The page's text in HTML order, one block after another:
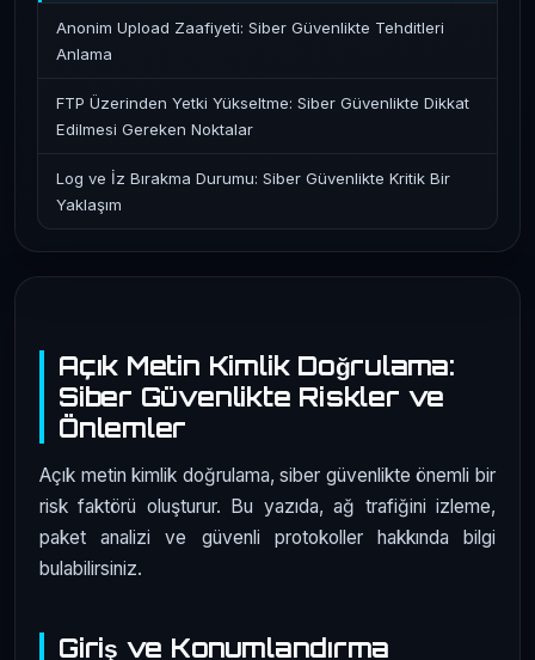
Açık Metin Kimlik Doğrulama:
Siber Güvenlikte Riskler ve
Önlemler
Açık metin kimlik doğrulama, siber güvenlikte önemli bir
risk faktörü oluşturur. Bu yazıda, ağ trafiğini izleme,
paket analizi ve güvenli protokoller hakkında bilgi
bulabilirsiniz.
Giriş ve Konumlandırma
Anonim Upload Zaafiyeti: Siber Güvenlikte Tehditleri
Anlama
FTP Üzerinden Yetki Yükseltme: Siber Güvenlikte Dikkat
Edilmesi Gereken Noktalar
Log ve İz Bırakma Durumu: Siber Güvenlikte Kritik Bir
Yaklaşım